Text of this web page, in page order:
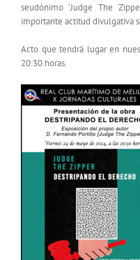
seudónimo ‘Judge The
importante actitud divulgativa
Acto que tendrá lugar en
20:30 horas.